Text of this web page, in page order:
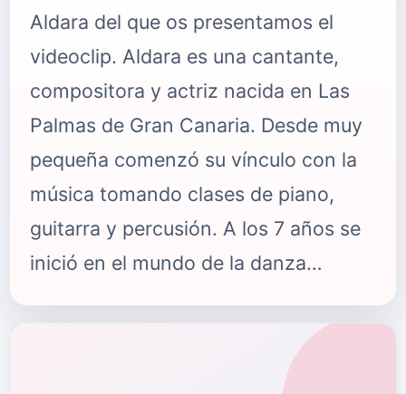
Aldara del que os presentamos el
videoclip. Aldara es una cantante,
compositora y actriz nacida en Las
Palmas de Gran Canaria. Desde muy
pequeña comenzó su vínculo con la
música tomando clases de piano,
guitarra y percusión. A los 7 años se
inició en el mundo de la danza
urbana de competición pasó a ser su
principal elección. Siendo muy joven